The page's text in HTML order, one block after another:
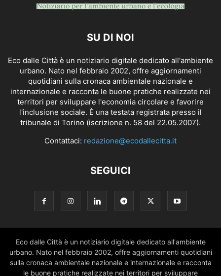
SU DI NOI
Eco dalle Città è un notiziario digitale dedicato all'ambiente
urbano. Nato nel febbraio 2002, offre aggiornamenti
quotidiani sulla cronaca ambientale nazionale e
internazionale e racconta le buone pratiche realizzate nei
territori per sviluppare l'economia circolare e favorire
l'inclusione sociale. È una testata registrata presso il
tribunale di Torino (iscrizione n. 58 del 22.05.2007).
Contattaci: redazione@ecodallecitta.it
SEGUICI
Eco dalle Città è un notiziario digitale dedicato all'ambiente
urbano. Nato nel febbraio 2002, offre aggiornamenti quotidiani
sulla cronaca ambientale nazionale e internazionale e racconta
le buone pratiche realizzate nei territori per sviluppare